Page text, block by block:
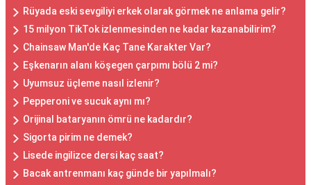
Rüyada eski sevgiliyi erkek olarak görmek ne anlama gelir?
15 milyon TikTok izlenmesinden ne kadar kazanabilirim?
Chainsaw Man'de Kaç Tane Karakter Var?
Eşkenarın alanı köşegen çarpımı bölü 2 mi?
Uyumsuz üçleme nasıl izlenir?
Pepperoni ve sucuk aynı mı?
Orijinal bataryanın ömrü ne kadardır?
Sigorta pirim ne demek?
Lisede ingilizce dersi kaç saat?
Bacak antrenmanı kaç günde bir yapılmalı?